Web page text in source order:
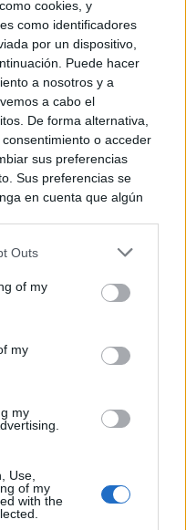
cookies, y
como identificadores
por un dispositivo,
Puede hacer
a nosotros y a
a cabo el
De forma alternativa,
o acceder
sus preferencias
Sus preferencias se
en cuenta que algún
cambiar sus preferencias
"Privacidad" en la
one or more Google
information including but
You may click to
in below Google
Outs
of my
my
my
Use,
of my
with the
es contagioso
cómo te sientes